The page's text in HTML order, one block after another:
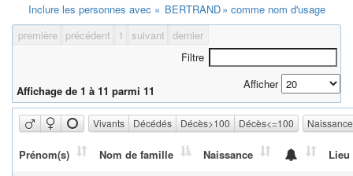
Inclure les personnes avec « BERTRAND» comme nom d'usage
première précédent 1 suivant
dernier
Filtre
Affichage de 1 à 11 parmi 11 Afficher
Vivants Décédés Décès>100 Décès<=100
Prénom(s) Nom de famille Naissance Lieu